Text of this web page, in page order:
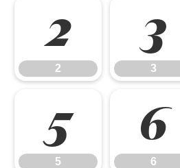
2
2
3
3
5
5
6
6